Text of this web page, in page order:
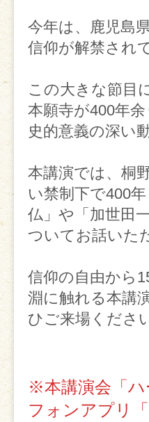
今年は、鹿児島
信仰が解禁され
この大きな節目
本願寺が400年
史的意義の深い
本講演では、桐
い禁制下で400
仏」や「加世田
ついてお話いた
信仰の自由から
淵に触れる本講
ひご来場くださ
※本講演会「
フォンアプリ